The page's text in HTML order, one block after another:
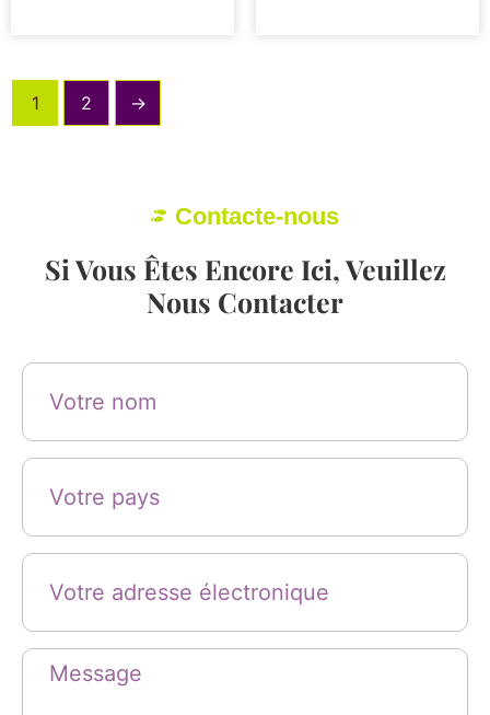
1 2 →
Contacte-nous
Si Vous Êtes Encore Ici, Veuillez
Nous Contacter